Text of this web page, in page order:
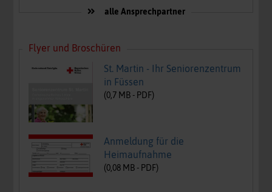
alle Ansprechpartner
Flyer und Broschüren
St. Martin - Ihr Seniorenzentrum
in Füssen
(0,7 MB - PDF)
Anmeldung für die
Heimaufnahme
(0,08 MB - PDF)